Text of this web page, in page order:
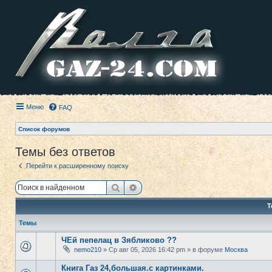
Меню FAQ
Список форумов
Темы без ответов
Перейти к расширенному поиску
ПоискРасширенный поиск
Темы
ЧЕй пепелац в Зябликово ??
nemo210 » Ср авг 05, 2026 16:42 pm » в форуме Москва
Книга Газ 24,большая.с картинками.